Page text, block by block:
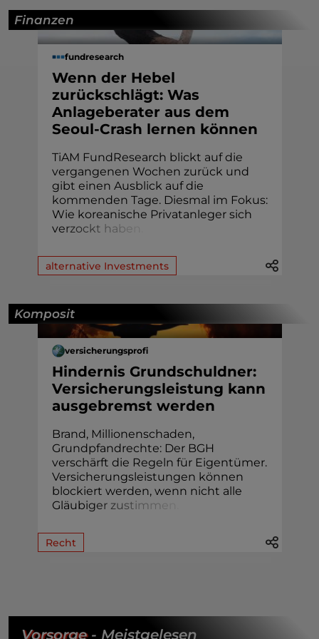
Finanzen
fundresearch
Wenn der Hebel
zurückschlägt: Was
Anlageberater aus dem
Seoul-Crash lernen können
TiAM FundResearch blickt auf die
vergangenen Wochen zurück und
gibt einen Ausblick auf die
kommenden Tage. Diesmal im Fokus:
Wie koreanische Privatanleger sich
verzockt habe
alternative Investments
Komposit
versicherungsprofi
Hindernis Grundschuldner:
Versicherungsleistung kann
ausgebremst werden
Brand, Millionenschaden,
Grundpfandrechte: Der BGH
verschärft die Regeln für Eigentümer.
Versicherungsleistungen können
blockiert werden, wenn nicht alle
Gläubiger zust im me
Recht
Vorsorge- Meistgelesen